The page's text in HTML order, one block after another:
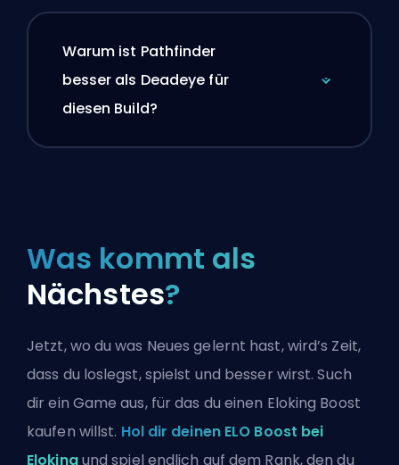
Warum ist Pathfinder
besser als Deadeye für
diesen Build?
Was kommt als
Nächstes?
Jetzt, wo du was Neues gelernt hast, wird’s Zeit,
dass du loslegst, spielst und besser wirst. Such
dir ein Game aus, für das du einen Eloking Boost
kaufen willst. Hol dir deinen ELO Boost bei
Elokingund spiel endlich auf dem Rank, den du